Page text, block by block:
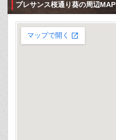
プレサンス桜通り葵の周辺MAP